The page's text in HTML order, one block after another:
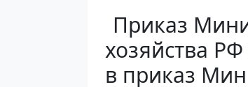
Приказ
хозяйства
в приказ